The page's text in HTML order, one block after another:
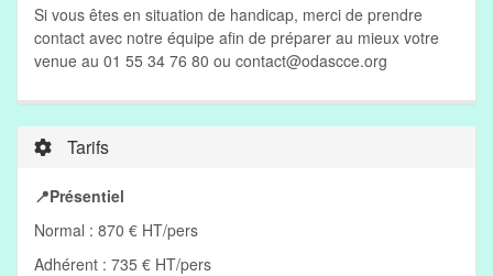
Si vous êtes en situation de handicap, merci de prendre
contact avec notre équipe afin de préparer au mieux votre
venue au 01 55 34 76 80 ou contact@odascce.org
Tarifs
📍Présentiel
Normal : 870 € HT/pers
Adhérent : 735 € HT/pers